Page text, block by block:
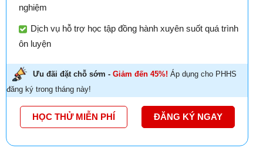
nghiệm
Dịch vụ hỗ trợ học tập đồng hành xuyên suốt quá trình
ôn luyện
Ưu đãi đặt chỗ sớm - Giảm đến 45%! Áp dụng cho PHHS
đăng ký trong tháng này!
HỌC THỬ MIỄN PHÍ ĐĂNG KÝ NGAY